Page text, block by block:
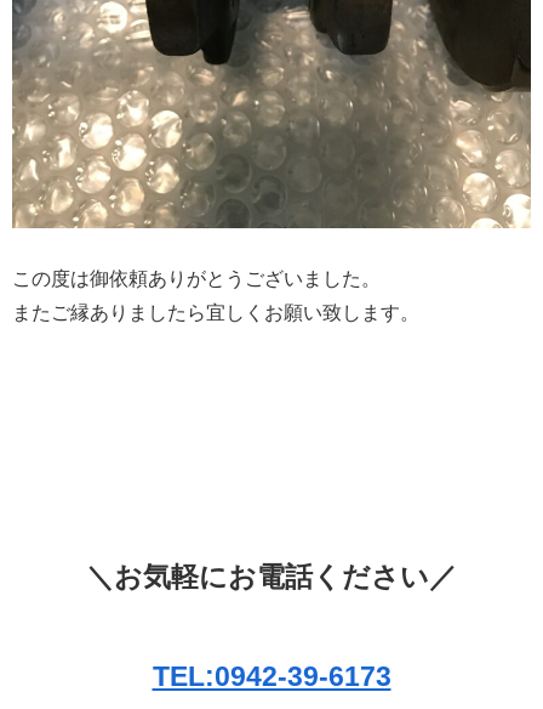
この度は御依頼ありがとうございました。
またご縁ありましたら宜しくお願い致します。
＼お気軽にお電話ください／
TEL:0942-39-6173